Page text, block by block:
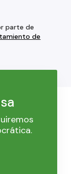
parte de
de